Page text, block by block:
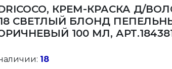
КРЕМ-КРАСКА Д/
СВЕТЛЫЙ БЛОНД
100 МЛ,
18